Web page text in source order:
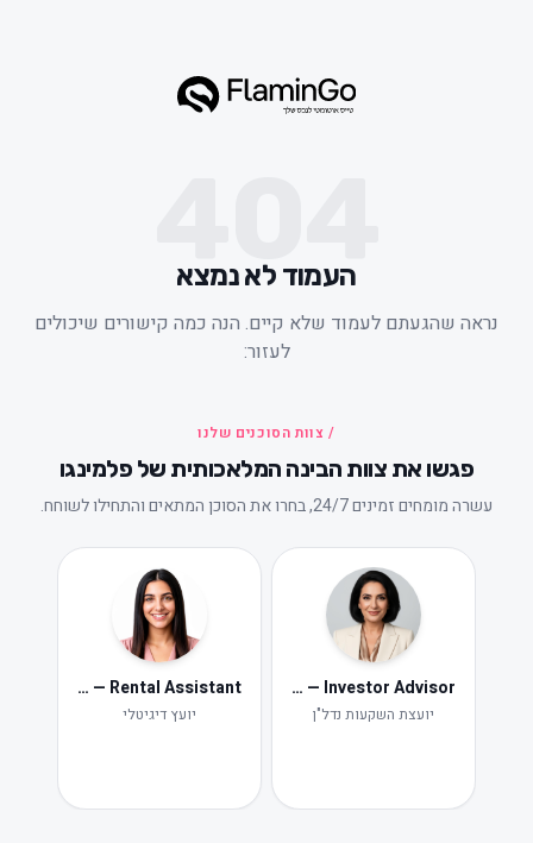
העמוד לא נמצא
שהגעתם לעמוד שלא קיים. הנה כמה קישורים שיכולים
לעזור:
/ צוות הסוכנים שלנו
פגשו את צוות הבינה המלאכותית של פלמינגו
עשרה מומחים זמינים 24/7, בחרו את הסוכן המתאים והתחילו לשוחח.
Iris — Investor Advisor
יועצת השקעות נדל"ן
Neta — Rental Assistant
יועץ דיגיטלי